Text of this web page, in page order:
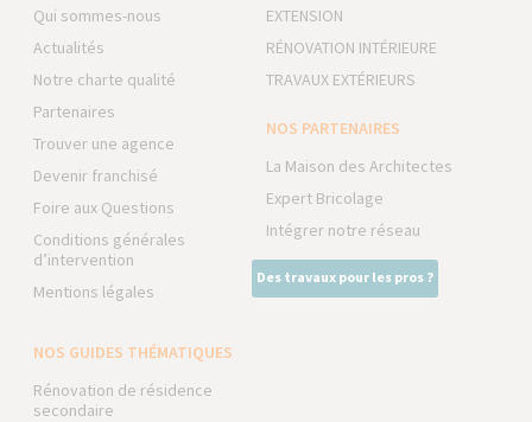
Qui sommes-nous
Actualités
Notre charte qualité
Partenaires
Trouver une agence
Devenir franchisé
Foire aux Questions
Conditions générales
d’intervention
Mentions légales
EXTENSION
RÉNOVATION INTÉRIEURE
TRAVAUX EXTÉRIEURS
NOS PARTENAIRES
La Maison des Architectes
Expert Bricolage
Intégrer notre réseau
Des travaux pour les pros ?
NOS GUIDES THÉMATIQUES
Rénovation de résidence
secondaire